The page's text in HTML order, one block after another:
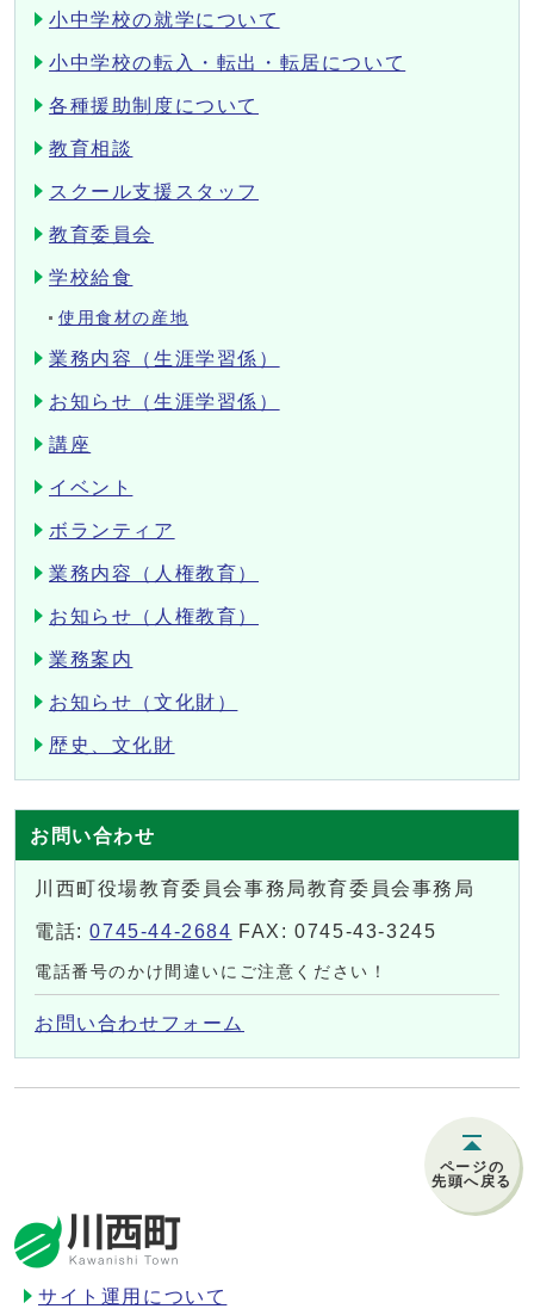
小中学校の就学について
小中学校の転入・転出・転居について
各種援助制度について
教育相談
スクール支援スタッフ
教育委員会
学校給食
使用食材の産地
業務内容（生涯学習係）
お知らせ（生涯学習係）
講座
イベント
ボランティア
業務内容（人権教育）
お知らせ（人権教育）
業務案内
お知らせ（文化財）
歴史、文化財
お問い合わせ
川西町役場教育委員会事務局教育委員会事務局
電話:0745-44-2684 FAX: 0745-43-3245
電話番号のかけ間違いにご注意ください！
お問い合わせフォーム
ページの
先頭へ戻る
サイト運用について